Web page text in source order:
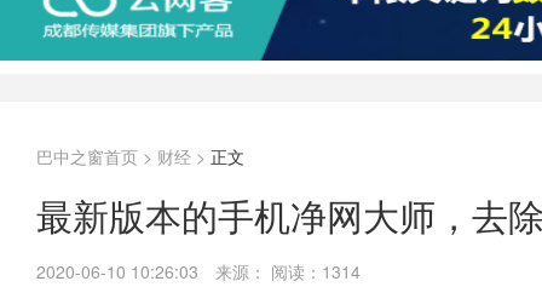
巴中之窗首页 > 财经 > 正文
最新版本的手机净网大师，去
2020-06-10 10:26:03 来源： 阅读：1314